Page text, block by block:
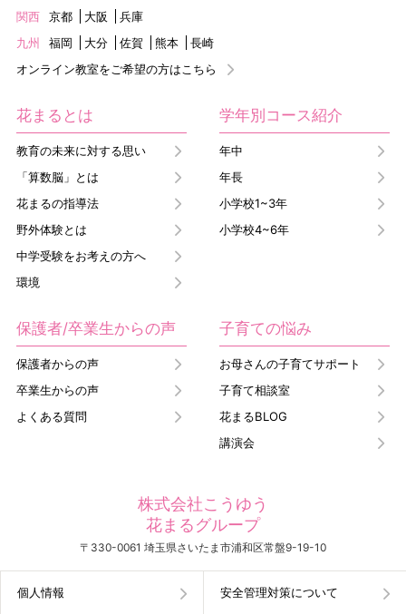
関西
京都 大阪
兵庫
九州
福岡 大分 佐賀 熊本
長崎
オンライン教室をご希望の方はこちら
花まるとは
教育の未来に対する思い
「算数脳」とは
花まるの指導法
野外体験とは
中学受験をお考えの方へ
環境
学年別コース紹介
年中
年長
小学校1~3年
小学校4~6年
保護者/卒業生からの声
保護者からの声
卒業生からの声
よくある質問
子育ての悩み
お母さんの子育てサポート
子育て相談室
花まるBLOG
講演会
株式会社こうゆう
花まるグループ
〒330-0061 埼玉県さいたま市浦和区常盤9-19-10
個人情報 安全管理対策について